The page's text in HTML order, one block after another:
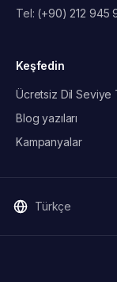
Tel: (+90) 212 945
Keşfedin
Ücretsiz Dil Seviye
Blog yazıları
Kampanyalar
Türkçe